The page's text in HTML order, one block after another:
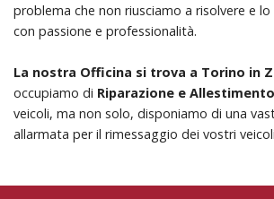
problema che non riusciamo a risolvere e
con passione e professionalità.
La nostra Officina si trova a Torino in
occupiamo di Riparazione e
veicoli, ma non solo, disponiamo di una
allarmata per il rimessaggio dei vostri